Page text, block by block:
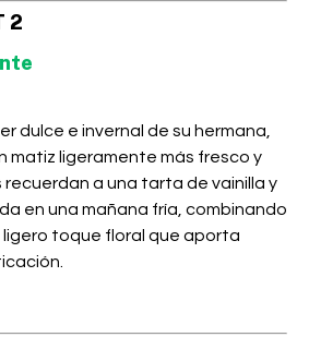
2
dulce e invernal de su hermana,
matiz ligeramente más fresco y
recuerdan a una tarta de vainilla y
en una mañana fría, combinando
ligero toque floral que aporta